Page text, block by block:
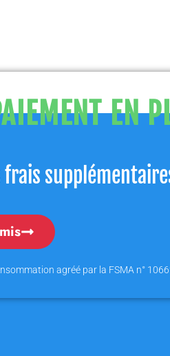
EN
frais
agréé par la FSMA n°